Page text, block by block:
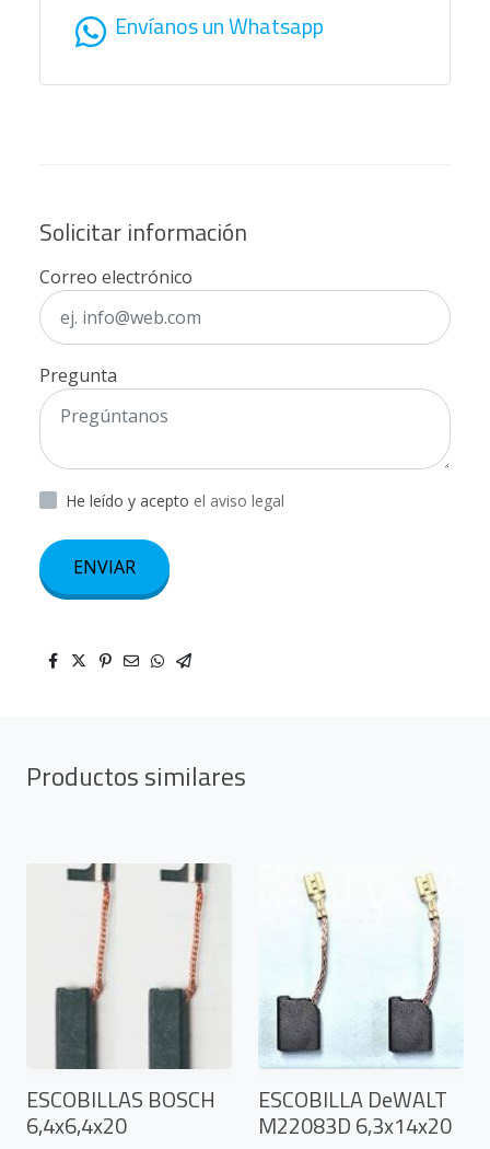
Envíanos un Whatsapp
Solicitar información
Correo electrónico
Pregunta
He leído y acepto el aviso legal
ENVIAR
Productos similares
ESCOBILLAS BOSCH
6,4x6,4x20
ESCOBILLA DeWALT
M22083D 6,3x14x20